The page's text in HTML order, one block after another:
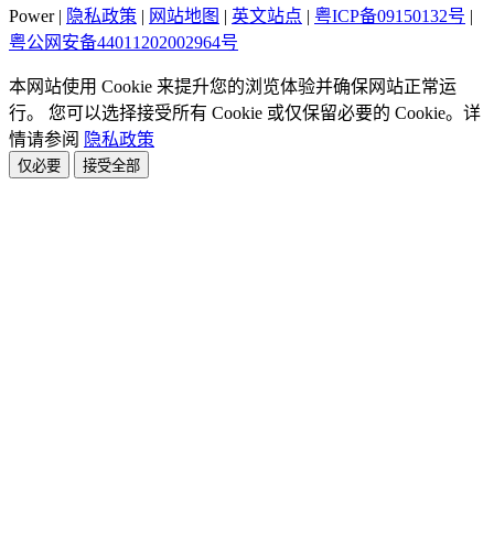
Power | 隐私政策 | 网站地图 | 英文站点 | 粤ICP备09150132号 |
粤公网安备44011202002964号
本网站使用 Cookie 来提升您的浏览体验并确保网站正常运
行。 您可以选择接受所有 Cookie 或仅保留必要的 Cookie。详
情请参阅 隐私政策
仅必要 接受全部